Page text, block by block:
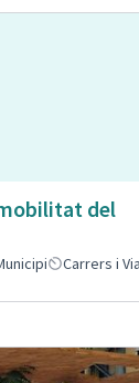
del
Carrers i